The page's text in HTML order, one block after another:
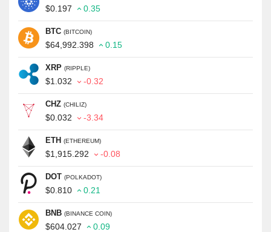
$0.197 0.35
BTC (BITCOIN)
$64,992.398 0.15
XRP (RIPPLE)
$1.032 -0.32
CHZ (CHILIZ)
$0.032 -3.34
ETH (ETHEREUM)
$1,915.292 -0.08
DOT (POLKADOT)
$0.810 0.21
BNB (BINANCE COIN)
$604.027 0.09